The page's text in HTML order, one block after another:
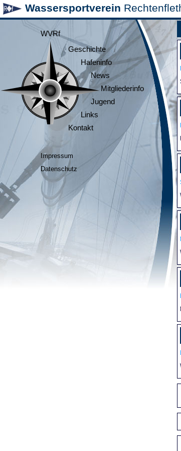
Wassersportverein
WVRf
Geschichte
Hafeninfo
News
Mitgliederinfo
Jugend
Links
Kontakt
Impressum
Datenschutz